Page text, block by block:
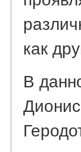
как
В